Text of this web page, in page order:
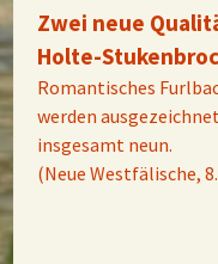
Zwei neue
Holte-
Romantisches
werden
insgesamt neun.
(Neue Westfälische,